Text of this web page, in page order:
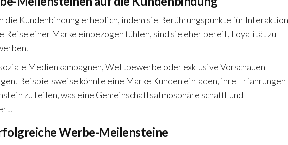
Kundenbindung erheblich, indem sie Berührungspunkte für
Reise einer Marke einbezogen fühlen, sind sie eher bereit, Loyalität zu
Medienkampagnen, Wettbewerbe oder exklusive Vorschauen
Beispielsweise könnte eine Marke Kunden einladen, ihre Erfahrungen
zu teilen, was eine Gemeinschaftsatmosphäre schafft und
Werbe-Meilensteine